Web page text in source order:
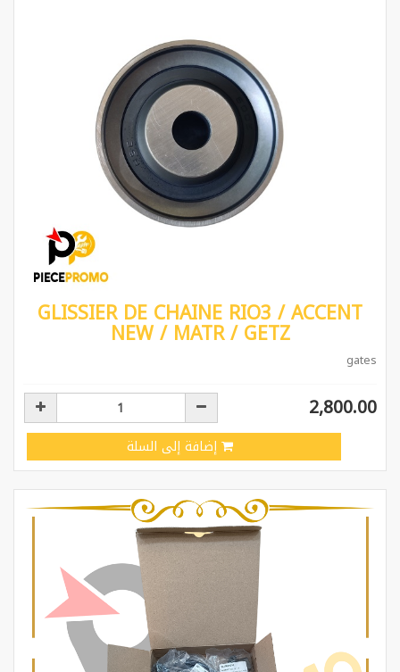
GLISSIER DE CHAINE RIO3 / ACCENT
NEW / MATR / GETZ
gates
2,800.00
إضافة إلى السلة